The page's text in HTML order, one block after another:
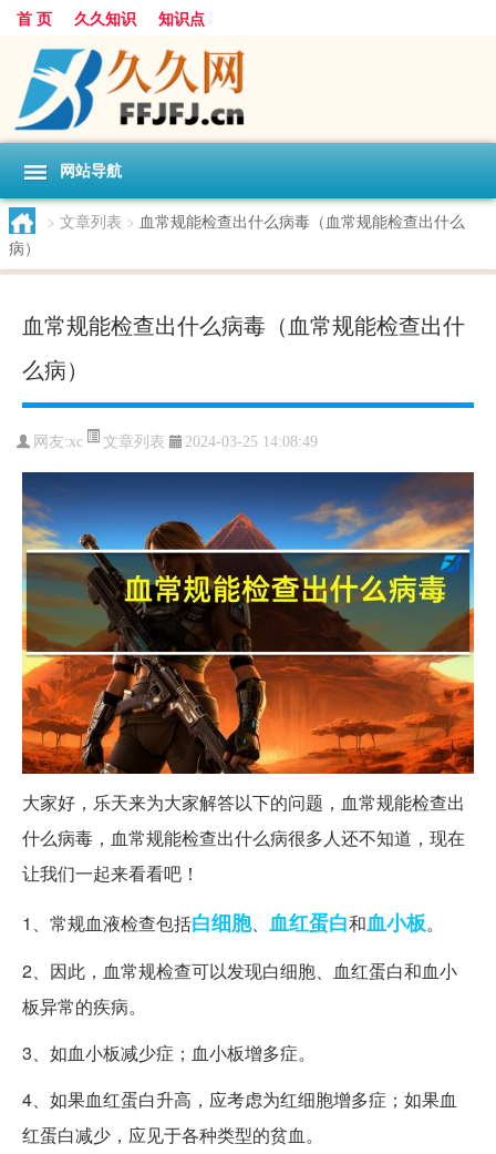
首 页 久久知识 知识点
网站导航
> 文章列表 > 血常规能检查出什么病毒（血常规能检查出什么
病）
血常规能检查出什么病毒（血常规能检查出什
么病）
网友:xc 文章列表 2024-03-25 14:08:49
大家好，乐天来为大家解答以下的问题，血常规能检查出
什么病毒，血常规能检查出什么病很多人还不知道，现在
让我们一起来看看吧！
1、常规血液检查包括白细胞、 血红蛋白和血小板。
2、因此，血常规检查可以发现白细胞、血红蛋白和血小
板异常的疾病。
3、如血小板减少症；血小板增多症。
4、如果血红蛋白升高，应考虑为红细胞增多症；如果血
红蛋白减少，应见于各种类型的贫血。